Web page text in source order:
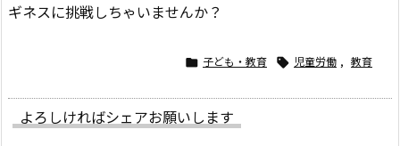
ギネスに挑戦しちゃいませんか？
 子ども・教育  児童労働 , 教育
よろしければシェアお願いします